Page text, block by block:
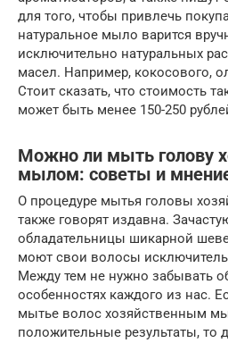
для того, чтобы привлечь
натуральное мыло варится
исключительно натуральных
масел. Например, кокосового,
Стоит сказать, что стоимость
может быть менее 150-250
Можно ли мыть голову
мылом: советы и
О процедуре мытья головы
также говорят издавна.
обладательницы шикарной
моют свои волосы
Между тем не нужно забывать
особенностях каждого из нас.
мытье волос хозяйственным
положительные результаты, то